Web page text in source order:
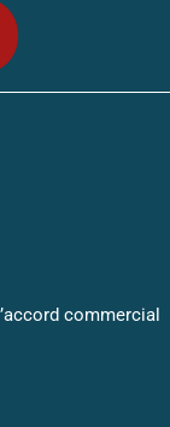
commercial